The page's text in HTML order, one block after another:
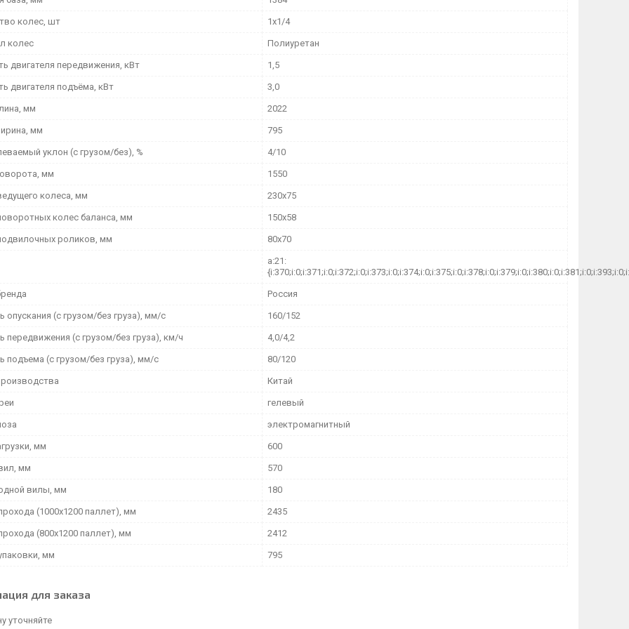
колес, шт 1х1/4
колес Полиуретан
двигателя передвижения, кВт 1,5
двигателя подъёма, кВт 3,0
мм 2022
мм 795
уклон (с грузом/без), % 4/10
мм 1550
колеса, мм 230х75
колес баланса, мм 150х58
роликов, мм 80x70
a:21:
Россия
опускания (с грузом/без груза), мм/с 160/152
передвижения (с грузом/без груза), км/ч 4,0/4,2
подъема (с грузом/без груза), мм/с 80/120
Китай
гелевый
электромагнитный
мм 600
мм 570
вилы, мм 180
(1000х1200 паллет), мм 2435
(800х1200 паллет), мм 2412
мм 795
для заказа
уточняйте